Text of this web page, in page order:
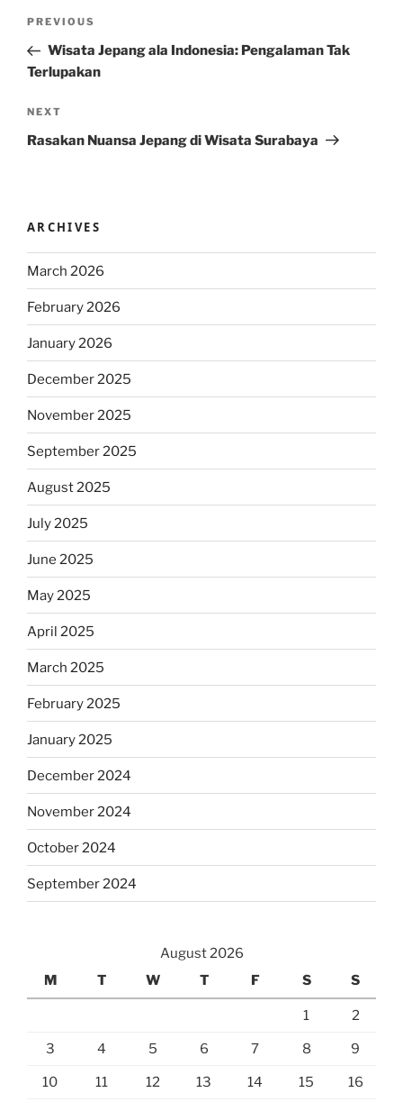
Previous
Post
PREVIOUS
Wisata Jepang ala Indonesia: Pengalaman Tak
Terlupakan
Next
Post
NEXT
Rasakan Nuansa Jepang di Wisata Surabaya
ARCHIVES
March 2026
February 2026
January 2026
December 2025
November 2025
September 2025
August 2025
July 2025
June 2025
May 2025
April 2025
March 2025
February 2025
January 2025
December 2024
November 2024
October 2024
September 2024
August 2026
M
T W T F S S
1 2
3 4 5 6 7 8 9
10 11 12 13 14 15 16